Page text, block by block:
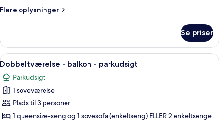
Flere oplysninger
Flere
suite
søudsigt
Se priser
Indlæs
alle
billeder
af
Dobbeltværelse
-
Et moderne soveværelse med en
4
Dobbeltværelse - balkon - parkudsigt
Parkudsigt
1 soveværelse
Plads til 3 personer
1 queensize-seng og 1 sovesofa (enkeltseng) ELLER 2 enkeltsenge